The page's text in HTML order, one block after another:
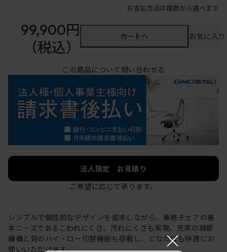
お支払方法は複数から選べます
99,900円
（税込）
カートへ お気に入
この商品について問い合わせる
法人限定 お見積り
ご希望に応じて承ります。
シンプルで個性的なデザインを追求しながら、事務チェアの基
本ニーズであるこわれにくさ、汚れにくさも実現。充実の調節
機構と背のハイ・ロー切替機能も搭載し、どなたにも快適にお
使いいただけます。
×